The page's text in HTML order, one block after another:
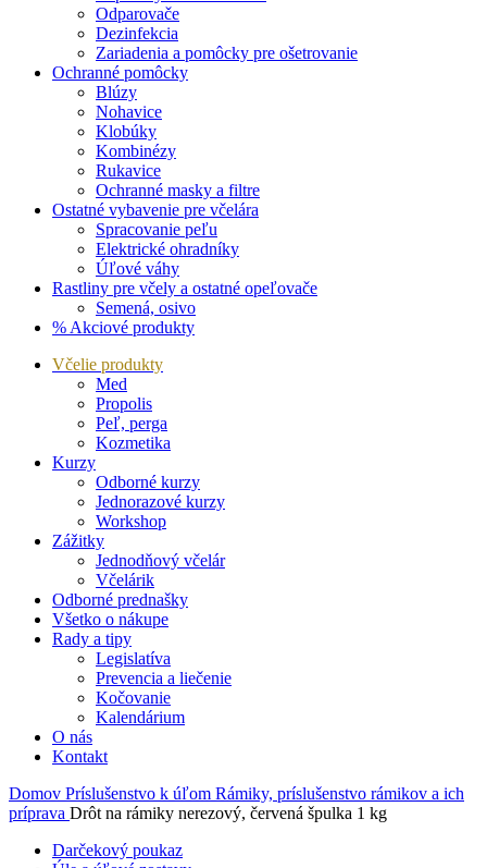
Odparovače
Dezinfekcia
Zariadenia a pomôcky pre ošetrovanie
Ochranné pomôcky
Blúzy
Nohavice
Klobúky
Kombinézy
Rukavice
Ochranné masky a filtre
Ostatné vybavenie pre včelára
Spracovanie peľu
Elektrické ohradníky
Úľové váhy
Rastliny pre včely a ostatné opeľovače
Semená, osivo
% Akciové produkty
Včelie produkty
Med
Propolis
Peľ, perga
Kozmetika
Kurzy
Odborné kurzy
Jednorazové kurzy
Workshop
Zážitky
Jednodňový včelár
Včelárik
Odborné prednašky
Všetko o nákupe
Rady a tipy
Legislatíva
Prevencia a liečenie
Kočovanie
Kalendárium
O nás
Kontakt
Domov Príslušenstvo k úľom Rámiky, príslušenstvo rámikov a ich
príprava Drôt na rámiky nerezový, červená špulka 1 kg
Darčekový poukaz